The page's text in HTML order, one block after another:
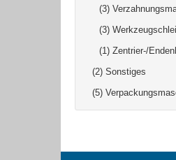
(3)
(3)
(2) Sonstiges
(5)